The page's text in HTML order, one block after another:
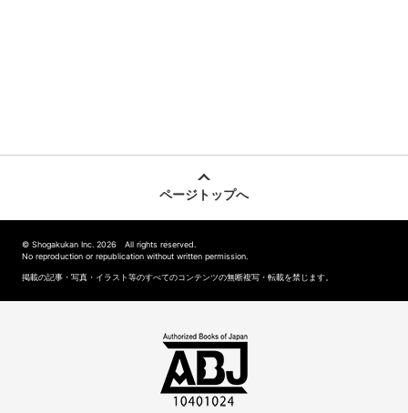
ページトップへ
© Shogakukan Inc. 2026 All rights reserved.
No reproduction or republication without written permission.
掲載の記事・写真・イラスト等のすべてのコンテンツの無断複写・転載を禁じます。